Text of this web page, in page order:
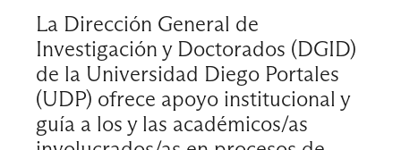
La Dirección General de
Investigación y Doctorados (DGID)
de la Universidad Diego Portales
(UDP) ofrece apoyo institucional y
guía a los y las académicos/as